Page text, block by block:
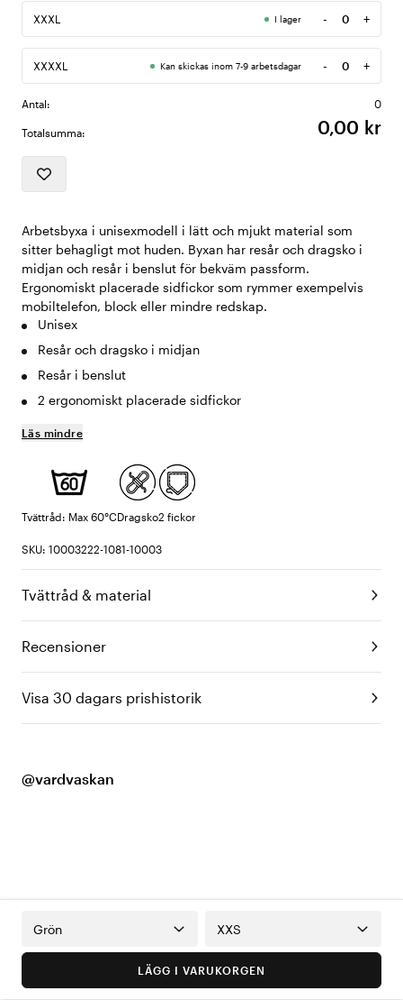
XXXL I lager -
Antal
+
XXXXL Kan skickas inom 7-9 arbetsdagar -
Antal
+
Antal: 0
Totalsumma: 0,00 kr
Arbetsbyxa i unisexmodell i lätt och mjukt material som
sitter behagligt mot huden. Byxan har resår och dragsko i
midjan och resår i benslut för bekväm passform.
Ergonomiskt placerade sidfickor som rymmer exempelvis
mobiltelefon, block eller mindre redskap.
Unisex
Resår och dragsko i midjan
Resår i benslut
2 ergonomiskt placerade sidfickor
Läs mindre
Tvättråd: Max 60°CDragsko2 fickor
SKU: 10003222-1081-10003
Tvättråd & material
Recensioner
Visa 30 dagars prishistorik
@vardvaskan
Grön XXS
LÄGG I VARUKORGEN